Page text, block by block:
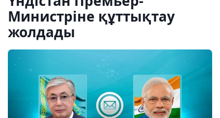
Министріне құттықтау
жолдады